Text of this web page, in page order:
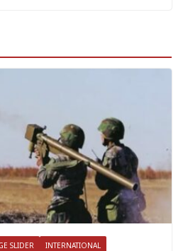
SLIDER
INTERNATIONAL